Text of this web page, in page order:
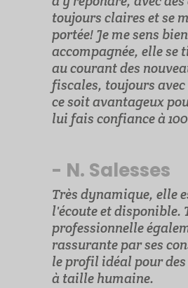
toujours claires et se
portée! Je me sens bien
accompagnée, elle se
au courant des
fiscales, toujours avec
ce soit avantageux
lui fais confiance à
- N. Salesses
Très dynamique, elle
l'écoute et disponible.
professionnelle
rassurante par ses
le profil idéal pour
à taille humaine.